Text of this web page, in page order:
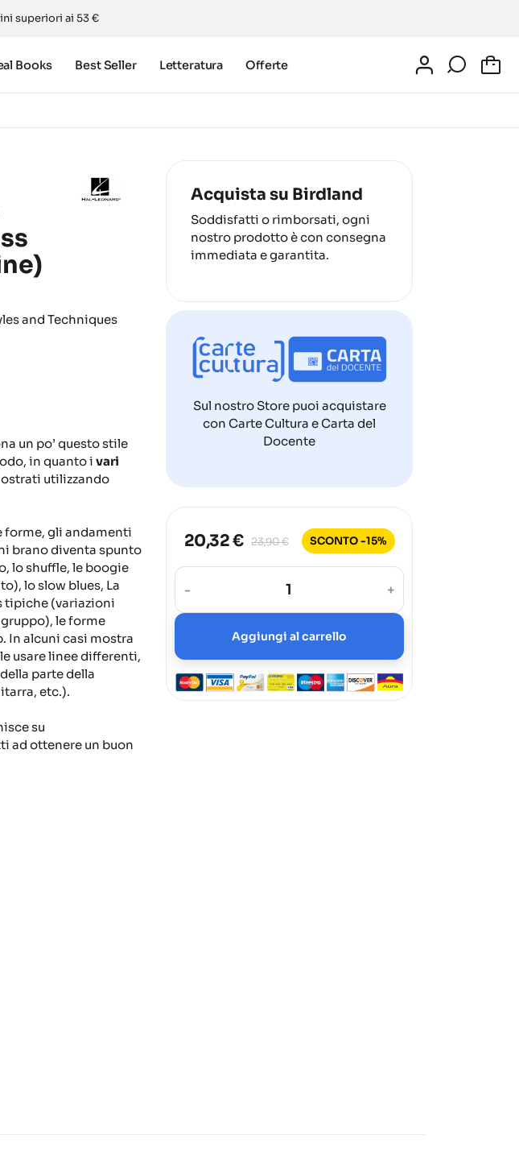
superiori ai 53 €
Books Best Seller Letteratura Offerte
and Techniques
un po’ questo stile
in quanto i vari
utilizzando
forme, gli andamenti
brano diventa spunto
lo shuffle, le boogie
lo slow blues, La
tipiche (variazioni
le forme
In alcuni casi mostra
usare linee differenti,
parte della
etc.).
su
ad ottenere un buon
Acquista su Birdland
Soddisfatti o rimborsati, ogni
nostro prodotto è con consegna
immediata e garantita.
Sul nostro Store puoi acquistare
con Carte Cultura e Carta del
Docente
20,32 € 23,90 € SCONTO -15%
- +
Aggiungi al carrello